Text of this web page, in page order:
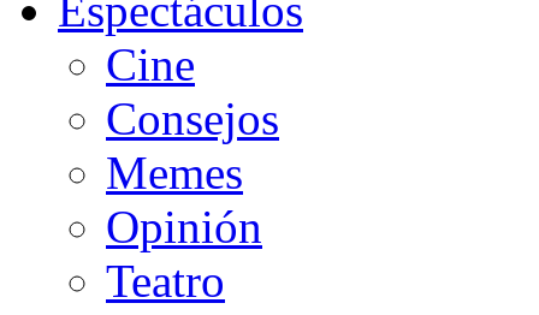
Cine
Consejos
Memes
Opinión
Teatro